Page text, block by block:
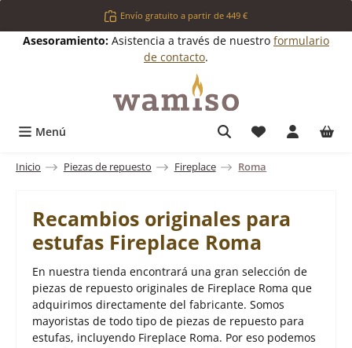
Saltar al contenido principalEnvío gratuito a partir de 449 €
Asesoramiento: Asistencia a través de nuestro formulario
de contacto.
Menú Tienes 0
Inicio Piezas de repuesto Fireplace Roma
Recambios originales para
estufas Fireplace Roma
En nuestra tienda encontrará una gran selección de
piezas de repuesto originales de Fireplace Roma que
adquirimos directamente del fabricante. Somos
mayoristas de todo tipo de piezas de repuesto para
estufas, incluyendo Fireplace Roma. Por eso podemos